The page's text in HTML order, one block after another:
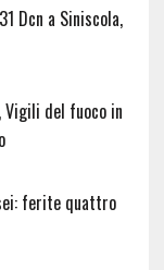
Dcn a Siniscola,
Vigili del fuoco in
ferite quattro